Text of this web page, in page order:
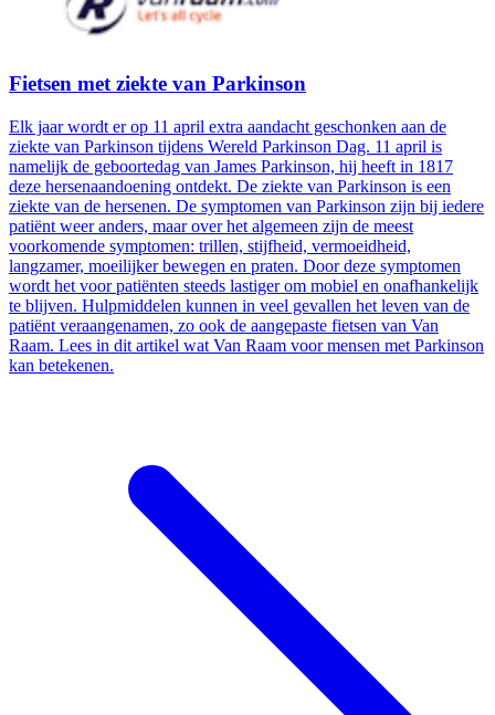
Fietsen met ziekte van Parkinson
Elk jaar wordt er op 11 april extra aandacht geschonken aan de
ziekte van Parkinson tijdens Wereld Parkinson Dag. 11 april is
namelijk de geboortedag van James Parkinson, hij heeft in 1817
deze hersenaandoening ontdekt. De ziekte van Parkinson is een
ziekte van de hersenen. De symptomen van Parkinson zijn bij iedere
patiënt weer anders, maar over het algemeen zijn de meest
voorkomende symptomen: trillen, stijfheid, vermoeidheid,
langzamer, moeilijker bewegen en praten. Door deze symptomen
wordt het voor patiënten steeds lastiger om mobiel en onafhankelijk
te blijven. Hulpmiddelen kunnen in veel gevallen het leven van de
patiënt veraangenamen, zo ook de aangepaste fietsen van Van
Raam. Lees in dit artikel wat Van Raam voor mensen met Parkinson
kan betekenen.